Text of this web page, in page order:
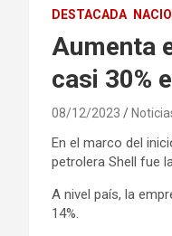
DESTACADA
Aumenta
casi 30%
08/12/2023
En el marco del
petrolera Shell fue
A nivel país, la
14%.